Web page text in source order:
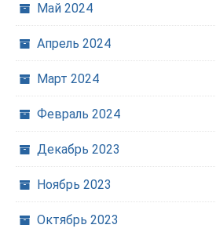
Май 2024
Апрель 2024
Март 2024
Февраль 2024
Декабрь 2023
Ноябрь 2023
Октябрь 2023